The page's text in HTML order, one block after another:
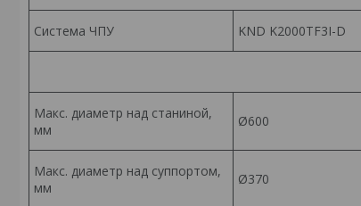
Система ЧПУ KND K2000TF3I-D
Макс. диаметр над станиной,
мм
Ø600
Макс. диаметр над суппортом,
мм
Ø370